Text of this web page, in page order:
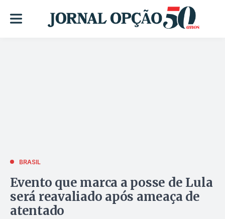
BRASIL
Evento que marca a posse de Lula
será reavaliado após ameaça de
atentado